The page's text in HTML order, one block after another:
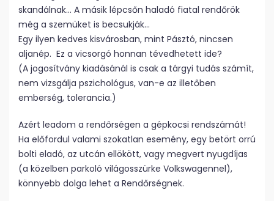
skandálnak… A másik lépcsőn haladó fiatal rendőrök
még a szemüket is becsukják…
Egy ilyen kedves kisvárosban, mint Pásztó, nincsen
aljanép. Ez a vicsorgó honnan tévedhetett ide?
(A jogosítvány kiadásánál is csak a tárgyi tudás számít,
nem vizsgálja pszichológus, van-e az illetőben
emberség, tolerancia.)
Azért leadom a rendőrségen a gépkocsi rendszámát!
Ha előfordul valami szokatlan esemény, egy betört orrú
bolti eladó, az utcán ellökött, vagy megvert nyugdíjas
(a közelben parkoló világosszürke Volkswagennel),
könnyebb dolga lehet a Rendőrségnek.